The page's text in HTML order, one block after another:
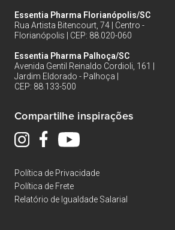
Essentia Pharma Florianópolis/SC
Rua Artista Bitencourt, 74 | Centro -
Florianópolis | CEP: 88.020-060
Essentia Pharma Palhoça/SC
Avenida Gentil Reinaldo Cordioli, 161 |
Jardim Eldorado - Palhoça |
CEP: 88.133-500
Compartilhe inspirações
Política de Privacidade
Política de Frete
Relatório de Igualdade Salarial